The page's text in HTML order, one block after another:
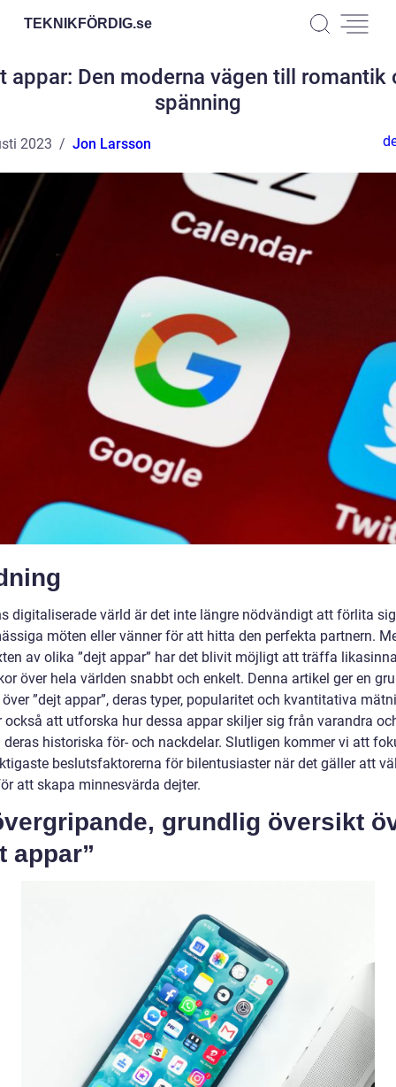
TEKNIKFÖRDIG.se
appar: Den moderna vägen till romantik
spänning
2023 Jon Larsson
digitaliserade värld är det inte längre nödvändigt att förlita
möten eller vänner för att hitta den perfekta partnern.
av olika ”dejt appar” har det blivit möjligt att träffa
över hela världen snabbt och enkelt. Denna artikel ger en
”dejt appar”, deras typer, popularitet och kvantitativa
också att utforska hur dessa appar skiljer sig från varandra
deras historiska för- och nackdelar. Slutligen kommer vi att
beslutsfaktorerna för bilentusiaster när det gäller att
att skapa minnesvärda dejter.
grundlig översikt
appar”